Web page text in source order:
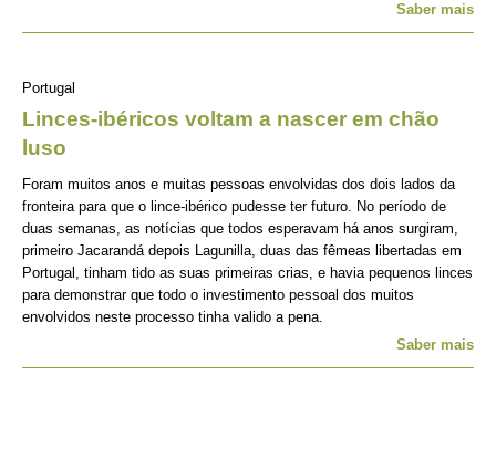
Saber mais
Portugal
Linces-ibéricos voltam a nascer em chão
luso
Foram muitos anos e muitas pessoas envolvidas dos dois lados da
fronteira para que o lince-ibérico pudesse ter futuro. No período de
duas semanas, as notícias que todos esperavam há anos surgiram,
primeiro Jacarandá depois Lagunilla, duas das fêmeas libertadas em
Portugal, tinham tido as suas primeiras crias, e havia pequenos linces
para demonstrar que todo o investimento pessoal dos muitos
envolvidos neste processo tinha valido a pena.
Saber mais